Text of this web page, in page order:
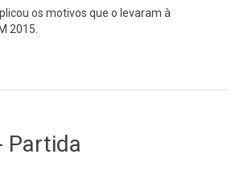
os motivos que o levaram à
2015.
Partida